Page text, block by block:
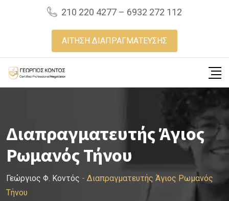
210 220 4277 – 6932 272 112
ΑΙΤΗΣΗ ΔΙΑΠΡΑΓΜΑΤΕΥΣΗΣ
Διαπραγματευτής Άγιος
Ρωμανός Τήνου
Γεώργιος Φ. Κοντός - Διαπραγματευτής Άγιος Ρωμανός
Τήνου